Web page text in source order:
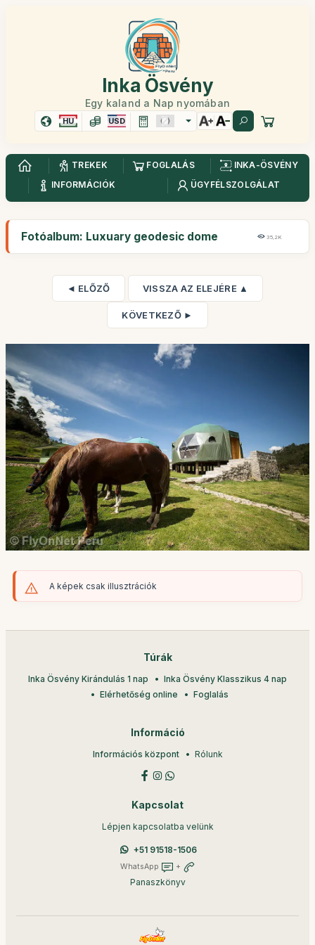
Inka Ösvény
Egy kaland a Nap nyomában
HU USD
TREKEK FOGLALÁS
INKA-ÖSVÉNY
INFORMÁCIÓK
ÜGYFÉLSZOLGÁLAT
Fotóalbum: Luxuary geodesic dome 35,2K
◄ ELŐZŐ VISSZA AZ ELEJÉRE ▲
KÖVETKEZŐ ►
A képek csak illusztrációk
Túrák
Inka Ösvény Kirándulás 1 nap
Inka Ösvény Klasszikus 4 nap
Elérhetőség online
Foglalás
Információ
Információs központ Rólunk
Kapcsolat
Lépjen kapcsolatba velünk
+51 91518-1506
WhatsApp +
Panaszkönyv